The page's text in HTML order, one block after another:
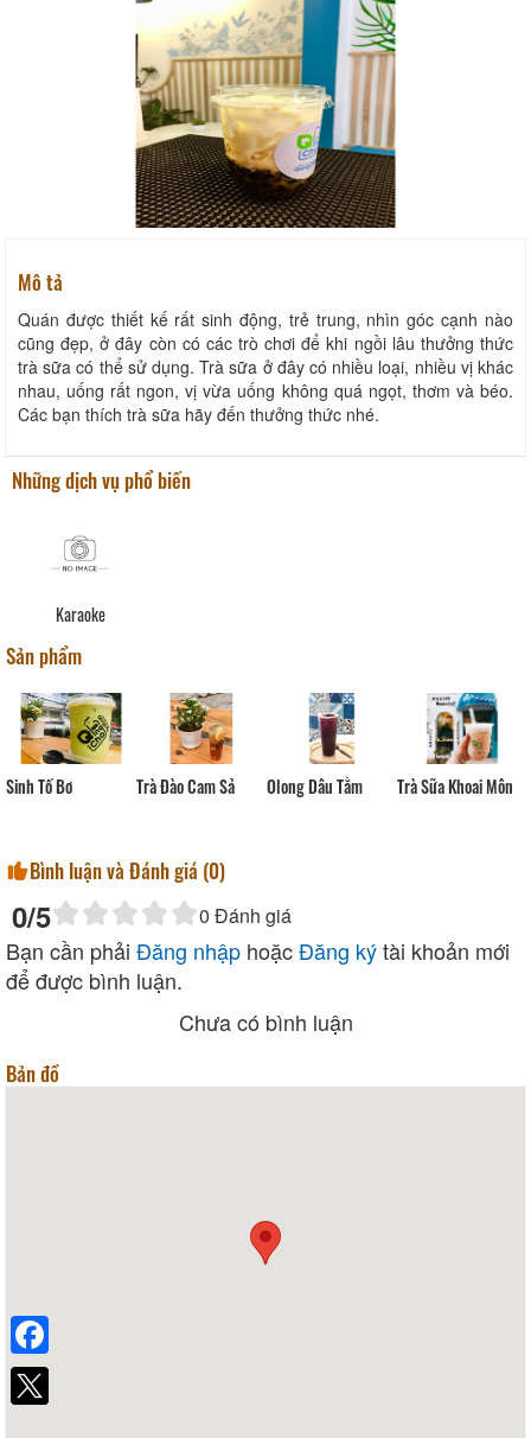
Mô tả
Quán được thiết kế rất sinh động, trẻ trung, nhìn góc cạnh nào
cũng đẹp, ở đây còn có các trò chơi để khi ngồi lâu thưởng thức
trà sữa có thể sử dụng. Trà sữa ở đây có nhiều loại, nhiều vị khác
nhau, uống rất ngon, vị vừa uống không quá ngọt, thơm và béo.
Các bạn thích trà sữa hãy đến thưởng thức nhé.
Những dịch vụ phổ biến
Karaoke
Sản phẩm
Sinh Tố Bơ Trà Đào Cam Sả Olong Dâu Tằm Trà Sữa Khoai Môn
Bình luận và Đánh giá (0)
0/5 0 Đánh giá
Bạn cần phải Đăng nhập hoặcĐăng kýtài khoản mới
để được bình luận.
Chưa có bình luận
Bản đồ
Facebook